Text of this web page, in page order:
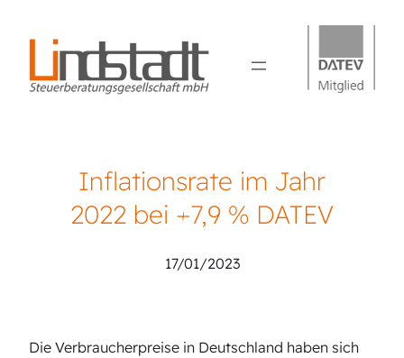
Inflationsrate im Jahr
2022 bei +7,9 % DATEV
17/01/2023
Die Verbraucherpreise in Deutschland haben sich